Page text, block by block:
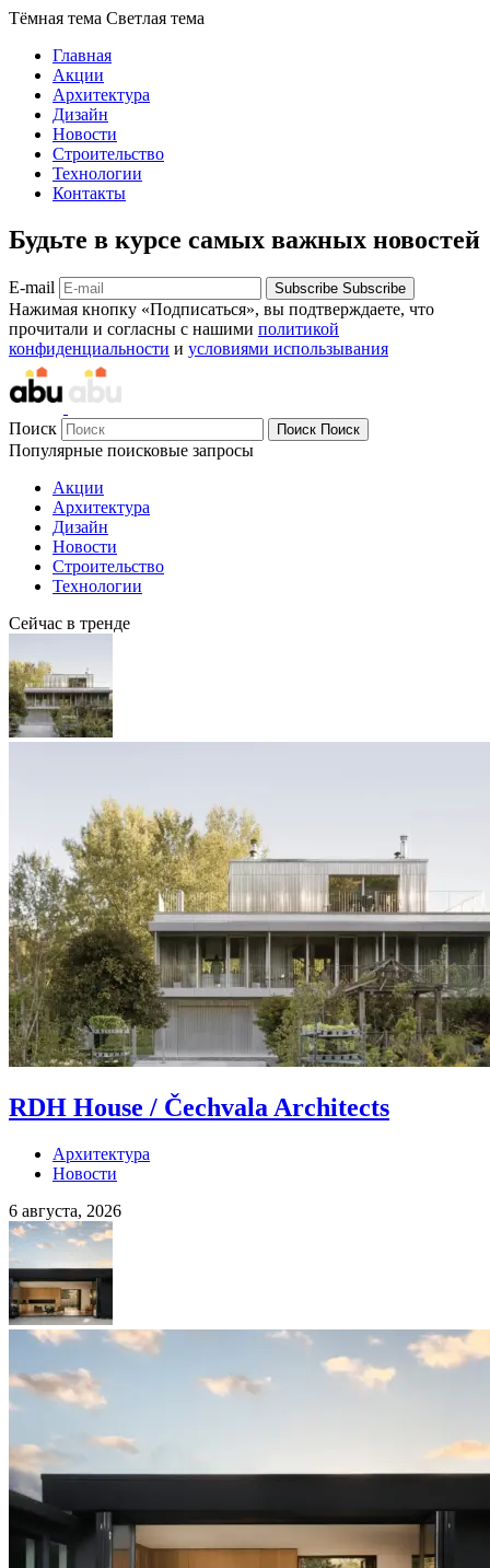
Тёмная тема Светлая тема
Главная
Акции
Архитектура
Дизайн
Новости
Строительство
Технологии
Контакты
Будьте в курсе самых важных новостей
E-mail Subscribe Subscribe
Нажимая кнопку «Подписаться», вы подтверждаете, что
прочитали и согласны с нашими политикой
конфиденциальности и условиями использывания
Поиск Поиск Поиск
Популярные поисковые запросы
Акции
Архитектура
Дизайн
Новости
Строительство
Технологии
Сейчас в тренде
RDH House / Čechvala Architects
Архитектура
Новости
6 августа, 2026